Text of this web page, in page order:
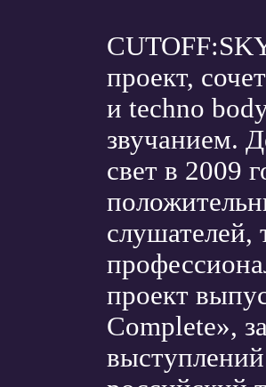
проект,
и techno
звучанием.
свет в 2009
слушателей,
проект
Complete»,